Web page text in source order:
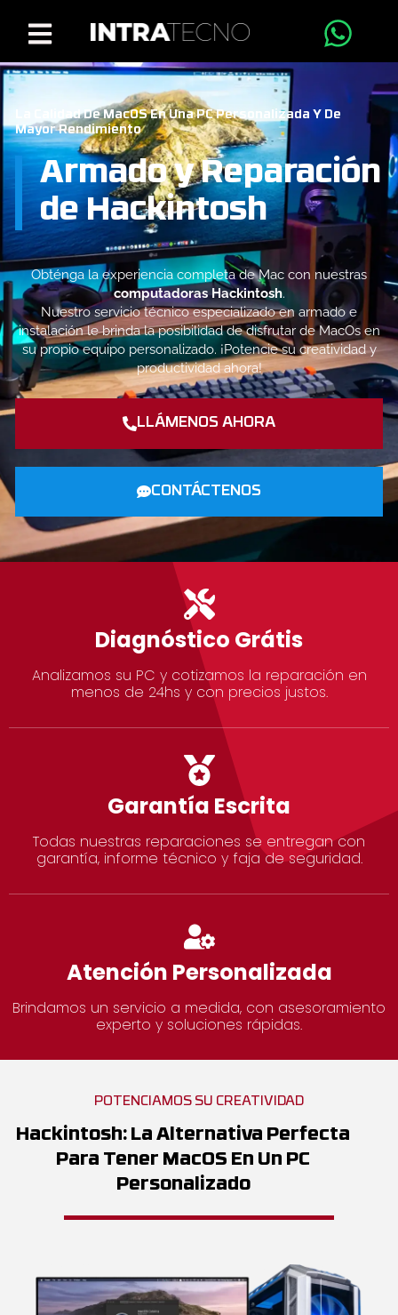
La Calidad De MacOS En Una PC Personalizada Y De
Mayor Rendimiento
Armado y Reparación
de Hackintosh
Obténga la experiencia completa de Mac con nuestras
computadoras Hackintosh.
Nuestro servicio técnico especializado en armado e
instalación le brinda la posibilidad de disfrutar de MacOs en
su propio equipo personalizado. ¡Potencie su creatividad y
productividad ahora!
LLÁMENOS AHORA
CONTÁCTENOS
Diagnóstico Grátis
Analizamos su PC y cotizamos la reparación en
menos de 24hs y con precios justos.
Garantía Escrita
Todas nuestras reparaciones se entregan con
garantía, informe técnico y faja de seguridad.
Atención Personalizada
Brindamos un servicio a medida, con asesoramiento
experto y soluciones rápidas.
POTENCIAMOS SU CREATIVIDAD
Hackintosh: La Alternativa Perfecta
Para Tener MacOS En Un PC
Personalizado